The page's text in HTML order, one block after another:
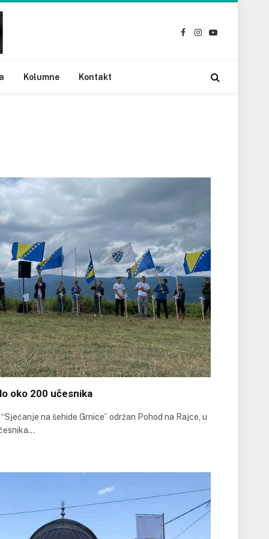
Facebook
Instagram
YouTube
Kolumne Kontakt
oko 200 učesnika
na šehide Grnice” održan Pohod na Rajce, u